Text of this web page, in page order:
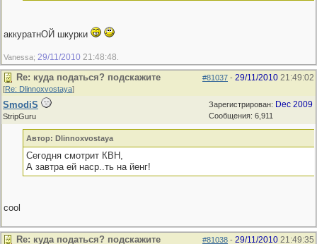
аккуратнОЙ шкурки
Vanessa; 29/11/2010 21:48:48
#81037 - 29/11/2010 21:49:02
Re: куда податься? подскажите
[Re: Dlinnoxvostaya]
Зарегистрирован: Dec 2009
Сообщения: 6,911
SmodiS
StripGuru
Автор: Dlinnoxvostaya
Сегодня смотрит КВН,
А завтра ей наср..ть на йенг!
cool
#81038 - 29/11/2010 21:49:35
Re: куда податься? подскажите